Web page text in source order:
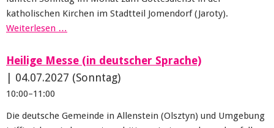
katholischen Kirchen im Stadtteil Jomendorf (Jaroty).
Weiterlesen …
Heilige Messe (in deutscher Sprache)
04.07.2027 (Sonntag)
10:00–11:00
Die deutsche Gemeinde in Allenstein (Olsztyn) und Umgebung